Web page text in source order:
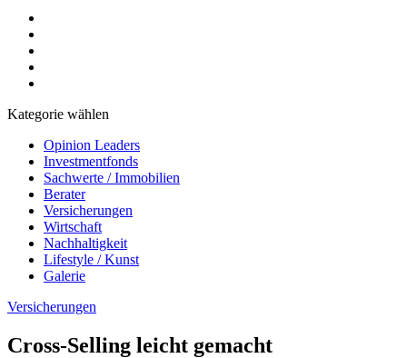
Kategorie wählen
Opinion Leaders
Investmentfonds
Sachwerte / Immobilien
Berater
Versicherungen
Wirtschaft
Nachhaltigkeit
Lifestyle / Kunst
Galerie
Versicherungen
Cross-Selling leicht gemacht